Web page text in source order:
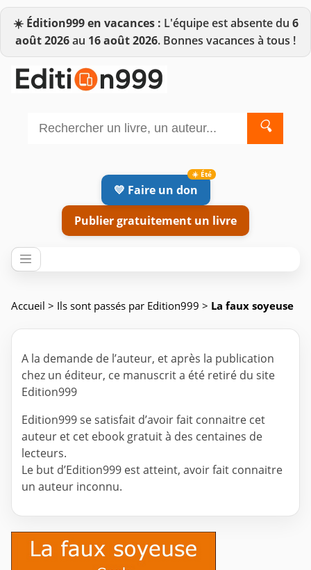
☀️ Édition999 en vacances : L'équipe est absente du 6
août 2026au 16 août 2026. Bonnes vacances à tous !
🔍
💛 Faire un don
Publier gratuitement un livre
Accueil > Ils sont passés par Edition999 > La faux soyeuse
A la demande de l’auteur, et après la publication
chez un éditeur, ce manuscrit a été retiré du site
Edition999
Edition999 se satisfait d’avoir fait connaitre cet
auteur et cet ebook gratuit à des centaines de
lecteurs.
Le but d’Edition999 est atteint, avoir fait connaitre
un auteur inconnu.